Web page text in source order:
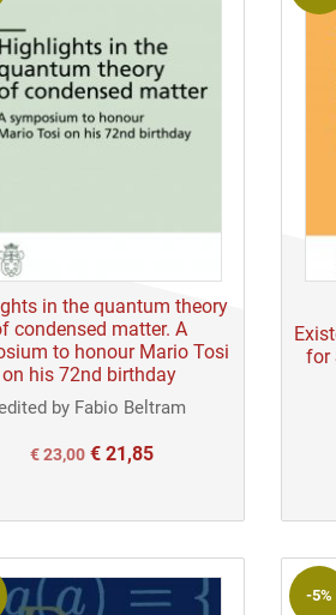
in the quantum theory
condensed matter. A
to honour Mario Tosi
on his 72nd birthday
by Fabio Beltram
Il
originale
era:
€ 23,00.
€23,00Il
attuale
è:
€ 23,00.
€ 21,85
for
-5%